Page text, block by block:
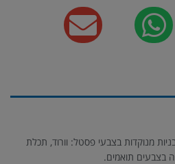
מנוקדות בצבעי פסטל: וורוד, תכלת
בצבעים תואמים.